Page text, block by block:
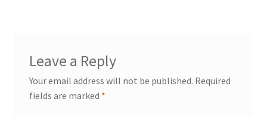
Leave a Reply
Your email address will not be published. Required
fields are marked *